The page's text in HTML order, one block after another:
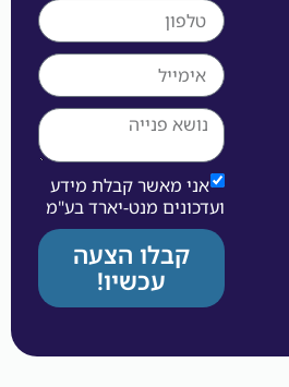
אני מאשר קבלת מידע
ועדכונים מנט-יארד בע"מ
קבלו הצעה